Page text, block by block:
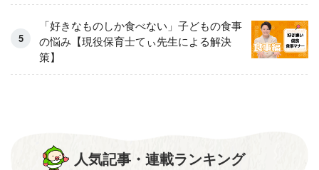
「好きなものしか食べない」子どもの食事
の悩み【現役保育士てぃ先生による解決
策】
人気記事・連載ランキング